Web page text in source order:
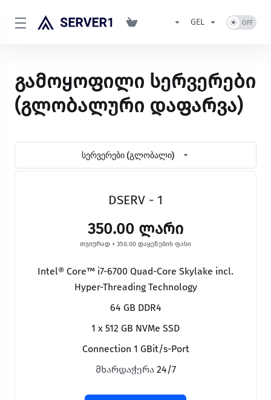
GEL
გამოყოფილი სერვერები
(გლობალური დაფარვა)
სერვერები (გლობალი)
DSERV - 1
350.00 ლარი
თვიურად + 350.00 დაყენების ფასი
Intel® Core™ i7-6700 Quad-Core Skylake incl.
Hyper-Threading Technology
64 GB DDR4
1 x 512 GB NVMe SSD
Connection 1 GBit/s-Port
მხარდაჭერა 24/7